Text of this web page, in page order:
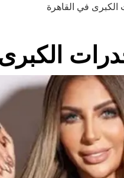
في القاهرة